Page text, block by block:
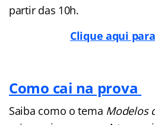
partir das 10h.
Clique aqui
Como cai na prova
Saiba como o tema Modelos